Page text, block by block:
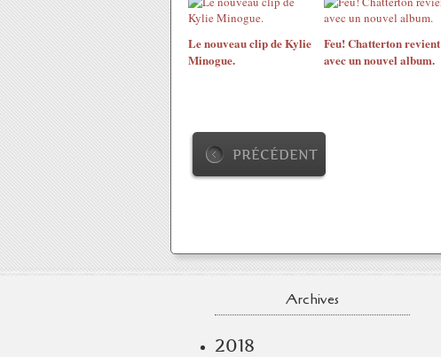
Le nouveau clip de Kylie
Minogue.
Feu! Chatterton revient
avec un nouvel album.
PRÉCÉDENT
Archives
2018